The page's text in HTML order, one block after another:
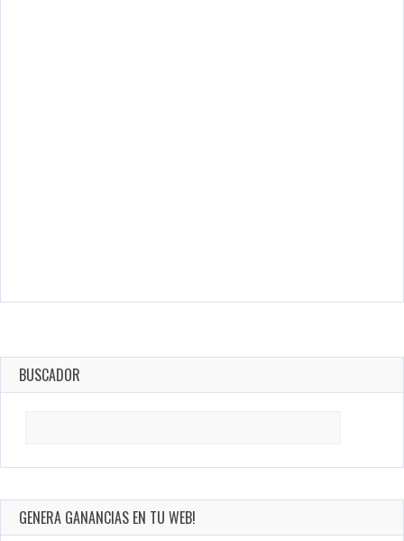
BUSCADOR
GENERA GANANCIAS EN TU WEB!